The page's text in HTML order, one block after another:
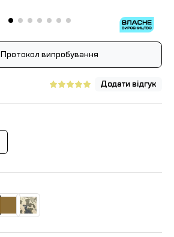
Протокол випробування
Додати відгук